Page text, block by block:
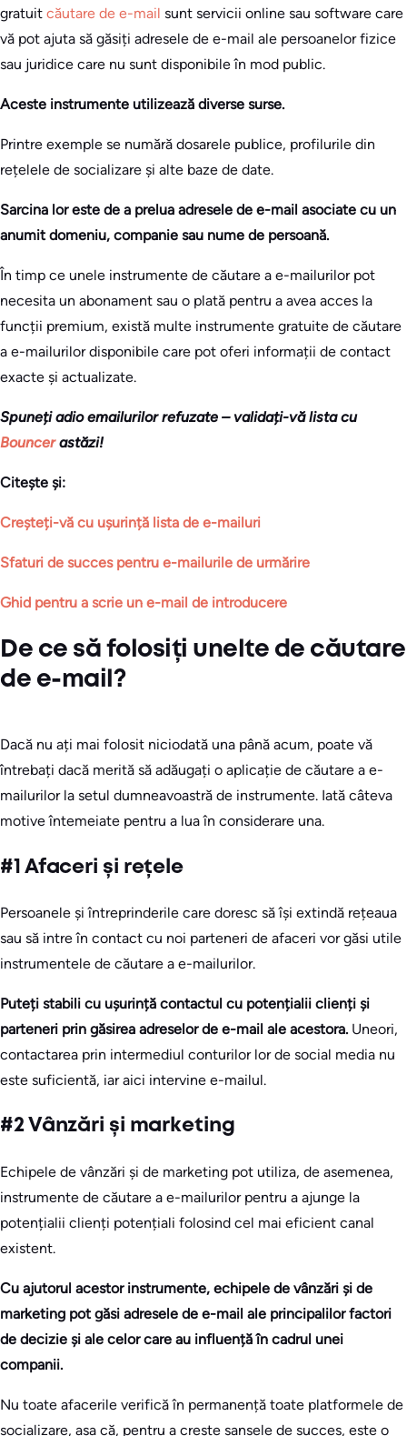
gratuit căutare de e-mail sunt servicii online sau software care
vă pot ajuta să găsiți adresele de e-mail ale persoanelor fizice
sau juridice care nu sunt disponibile în mod public.
Aceste instrumente utilizează diverse surse.
Printre exemple se numără dosarele publice, profilurile din
rețelele de socializare și alte baze de date.
Sarcina lor este de a prelua adresele de e-mail asociate cu un
anumit domeniu, companie sau nume de persoană.
În timp ce unele instrumente de căutare a e-mailurilor pot
necesita un abonament sau o plată pentru a avea acces la
funcții premium, există multe instrumente gratuite de căutare
a e-mailurilor disponibile care pot oferi informații de contact
exacte și actualizate.
Spuneți adio emailurilor refuzate – validați-vă lista cu
Bouncerastăzi!
Citește și:
Creșteți-vă cu ușurință lista de e-mailuri
Sfaturi de succes pentru e-mailurile de urmărire
Ghid pentru a scrie un e-mail de introducere
De ce să folosiți unelte de căutare
de e-mail?
Dacă nu ați mai folosit niciodată una până acum, poate vă
întrebați dacă merită să adăugați o aplicație de căutare a e-
mailurilor la setul dumneavoastră de instrumente. Iată câteva
motive întemeiate pentru a lua în considerare una.
#1 Afaceri și rețele
Persoanele și întreprinderile care doresc să își extindă rețeaua
sau să intre în contact cu noi parteneri de afaceri vor găsi utile
instrumentele de căutare a e-mailurilor.
Puteți stabili cu ușurință contactul cu potențialii clienți și
parteneri prin găsirea adreselor de e-mail ale acestora. Uneori,
contactarea prin intermediul conturilor lor de social media nu
este suficientă, iar aici intervine e-mailul.
#2 Vânzări și marketing
Echipele de vânzări și de marketing pot utiliza, de asemenea,
instrumente de căutare a e-mailurilor pentru a ajunge la
potențialii clienți potențiali folosind cel mai eficient canal
existent.
Cu ajutorul acestor instrumente, echipele de vânzări și de
marketing pot găsi adresele de e-mail ale principalilor factori
de decizie și ale celor care au influență în cadrul unei
companii.
Nu toate afacerile verifică în permanență toate platformele de
socializare, așa că, pentru a crește șansele de succes, este o